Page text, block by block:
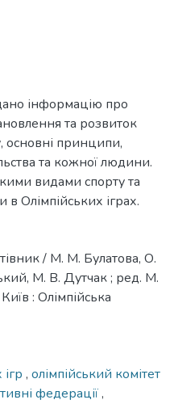
інформацію про
та розвиток
основні принципи,
та кожної людини.
видами спорту та
в Олімпійських іграх.
/ М. М. Булатова, О.
М. В. Дутчак ; ред. М.
: Олімпійська
, олімпійський комітет
федерації,